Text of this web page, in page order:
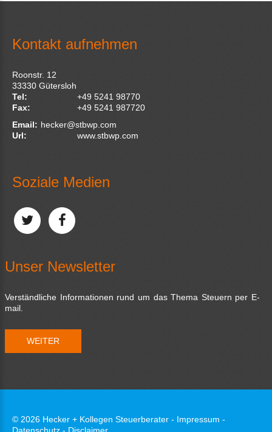
Kontakt aufnehmen
Roonstr. 12
33330 Gütersloh
Tel:
+49 5241 98770
Fax:
+49 5241 987720
Email: hecker@stbwp.com
Url:
www.stbwp.com
Soziale Medien
Unser Newsletter
Verständliche Informationen rund um das Thema Steuern per E-
mail.
WEITER
© 2026 Hecker + Kollegen Steuerberater - Impressum -